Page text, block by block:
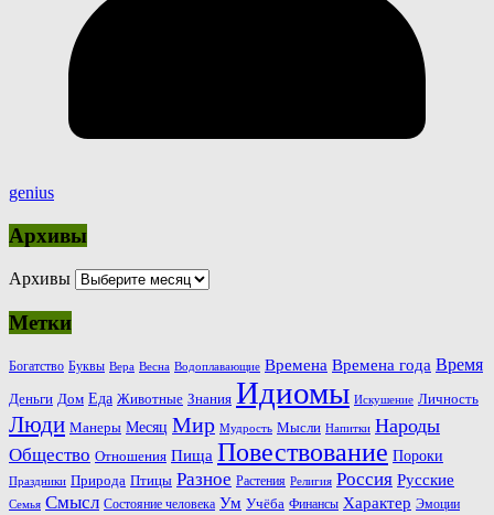
genius
Архивы
Архивы
Метки
Богатство Буквы Вера Весна Водоплавающие Времена Времена года Время
Деньги Дом Еда Животные Знания Идиомы Искушение Личность
Люди Манеры Месяц Мир Мудрость Мысли Напитки Народы
Общество Отношения Пища Повествование Пороки
Праздники Природа Птицы Разное Растения Религия Россия Русские
Семья Смысл Состояние человека Ум Учёба Финансы Характер Эмоции